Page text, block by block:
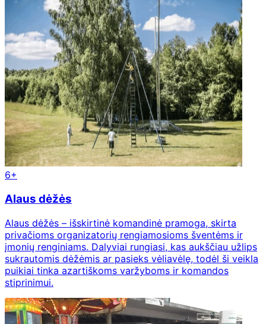
6+
Alaus dėžės
Alaus dėžės – išskirtinė komandinė pramoga, skirta
privačioms organizatorių rengiamosioms šventėms ir
įmonių renginiams. Dalyviai rungiasi, kas aukščiau užlips
sukrautomis dėžėmis ar pasieks vėliavėlę, todėl ši veikla
puikiai tinka azartiškoms varžyboms ir komandos
stiprinimui.